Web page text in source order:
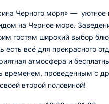
Черного моря» — уютное
на Черное море.
гостям широкий выбор
есть всё для прекрасного
атмосфера и
временем, проведенным с
второй половиной!